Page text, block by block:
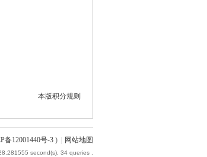
本版积分规则
备12001440号-3 ) 网站地图
second(s), 34 queries .